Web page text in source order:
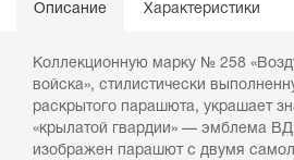
Описание Характеристики
Коллекционную марку № 258
войска», стилистически
раскрытого парашюта, украшает
«крылатой гвардии» — эмблема
изображен парашют с двумя